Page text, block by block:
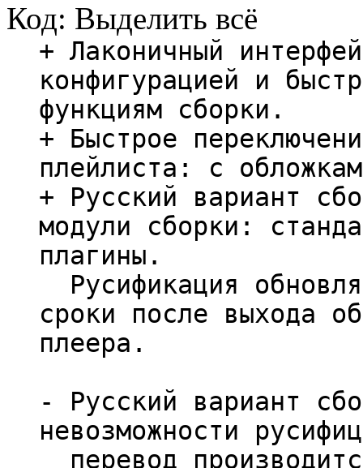
Код: Выделить всё
+ Лаконичный
конфигурацией и
функциям сборки.
+ Быстрое
плейлиста: с
+ Русский вариант
модули сборки:
плагины.
Русификация
сроки после выхода
плеера.
- Русский вариант
невозможности
перевод